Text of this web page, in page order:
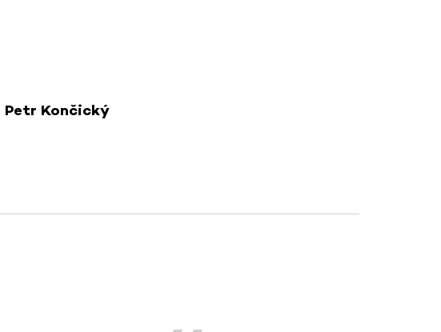
Petr Končický